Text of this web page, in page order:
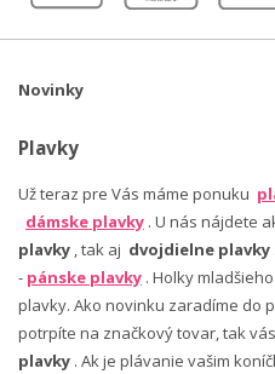
Novinky
Plavky
Už teraz pre Vás máme ponuku
dámske plavky . U nás nájdete
plavky , tak aj dvojdielne plavky
- pánske plavky . Holky
plavky. Ako novinku zaradíme do
potrpíte na značkový tovar, tak
plavky . Ak je plávanie vašim